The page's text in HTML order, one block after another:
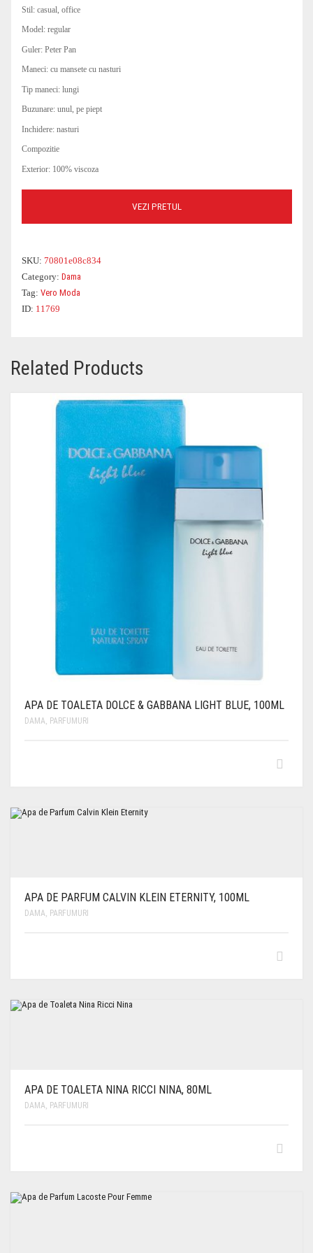
BLUZE DAMA
GENTI PLAJA
OCHELARI DAMA
CEASURI
Stil: casual, office
Model: regular
Guler: Peter Pan
Maneci: cu mansete cu nasturi
Tip maneci: lungi
Buzunare: unul, pe piept
Inchidere: nasturi
Compozitie
Exterior: 100% viscoza
VEZI PRETUL
SKU: 70801e08c834
Category: Dama
Tag: Vero Moda
ID: 11769
Related Products
APA DE TOALETA DOLCE & GABBANA LIGHT BLUE, 100ML
DAMA, PARFUMURI
APA DE PARFUM CALVIN KLEIN ETERNITY, 100ML
DAMA, PARFUMURI
APA DE TOALETA NINA RICCI NINA, 80ML
DAMA, PARFUMURI